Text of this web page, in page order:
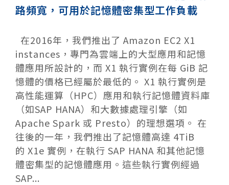
路頻寬，可用於記憶體密集型工作負載
在2016年，我們推出了 Amazon EC2 X1
instances，專門為雲端上的大型應用和記憶
體應用所設計的，而 X1 執行實例在每 GiB 記
憶體的價格已經屬於最低的。 X1 執行實例是
高性能運算（HPC）應用和執行記憶體資料庫
（如SAP HANA）和大數據處理引擎（如
Apache Spark 或 Presto）的理想選項。 在
往後的一年，我們推出了記憶體高達 4TiB
的 X1e 實例，在執行 SAP HANA 和其他記憶
體密集型的記憶體應用。這些執行實例經過
SAP...